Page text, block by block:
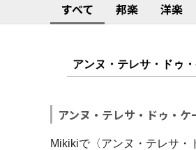
すべて
邦楽 洋楽
アンヌ・テレサ・ドゥ・
Mikikiで〈アンヌ・テレサ・